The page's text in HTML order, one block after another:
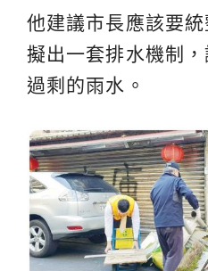
他建議市長應該要
擬出一套排水機制
過剩的雨水。